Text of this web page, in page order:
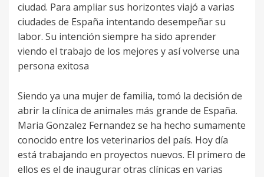
ciudad. Para ampliar sus horizontes viajó a varias
ciudades de España intentando desempeñar su
labor. Su intención siempre ha sido aprender
viendo el trabajo de los mejores y así volverse una
persona exitosa
Siendo ya una mujer de familia, tomó la decisión de
abrir la clínica de animales más grande de España.
Maria Gonzalez Fernandez se ha hecho sumamente
conocido entre los veterinarios del país. Hoy día
está trabajando en proyectos nuevos. El primero de
ellos es el de inaugurar otras clínicas en varias